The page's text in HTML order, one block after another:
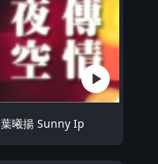
葉曦揚 Sunny Ip